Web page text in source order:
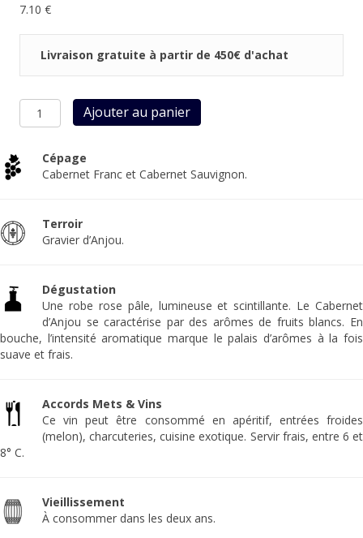
7.10 €
Livraison gratuite à partir de 450€ d'achat
quantité
de
d'Anjou
Moelleux
Ajouter au panier
Cépage
Cabernet Franc et Cabernet Sauvignon.
Terroir
Gravier d’Anjou.
Dégustation
Une robe rose pâle, lumineuse et scintillante. Le Cabernet
d’Anjou se caractérise par des arômes de fruits blancs. En
bouche, l’intensité aromatique marque le palais d’arômes à la fois
suave et frais.
Accords Mets & Vins
Ce vin peut être consommé en apéritif, entrées froides
(melon), charcuteries, cuisine exotique. Servir frais, entre 6 et
8° C.
Vieillissement
À consommer dans les deux ans.